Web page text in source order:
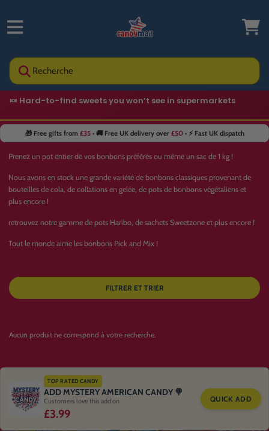
Recherche
🍬 Hard-to-find sweets you won’t see in supermarkets
🎁 Free gifts from £35• 🚚 Free UK delivery over £50• ⚡ Fast UK dispatch
Prenez un pot entier de vos bonbons préférés ou même un sac de 1 kg !
Nous avons en stock une grande variété de bonbons classiques provenant de
bouteilles de cola, de collations en gelée, de pots de bonbons végétaliens et
plus encore !
retrouvez notre gamme de pots Haribo, de sachets Sweetzone et plus encore !
Tout le monde aime les bonbons Pick and Mix !
FILTRER ET TRIER
Aucun produit ne correspond à votre recherche.
TOP RATED CANDY
ADD MYSTERY AMERICAN CANDY 🍭
Customers love this add on
£3.99
QUICK ADD